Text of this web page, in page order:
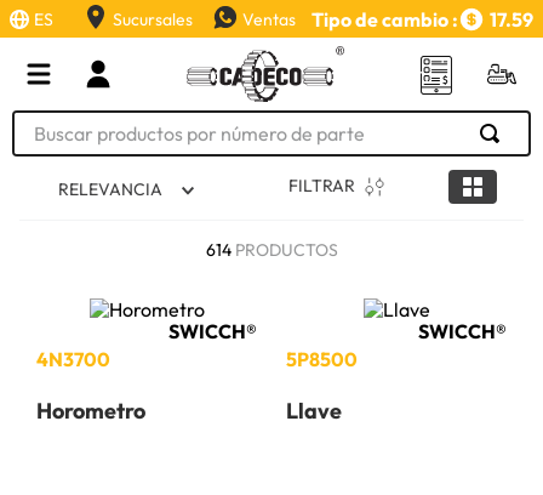
ES Sucursales Ventas Tipo de cambio : 17.59
Buscar productos por número de parte
RELEVANCIA FILTRAR
614 PRODUCTOS
SWICCH®
4N3700
Horometro
SWICCH®
5P8500
Llave
TÉRMINOS MÁS BUSCADOS
3.
llanta
bomba hidraulica